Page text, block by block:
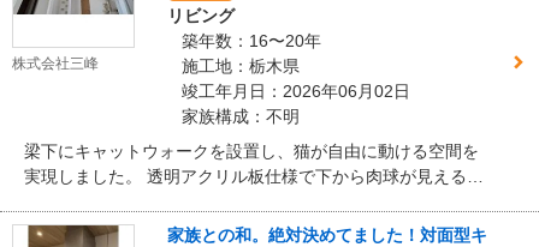
株式会社三峰
リビング
築年数：16〜20年
施工地：栃木県
竣工年月日：2026年06月02日
家族構成：不明
梁下にキャットウォークを設置し、猫が自由に動ける空間を
実現しました。 透明アクリル板仕様で下から肉球が見える遊
を感じられるナチュラルな仕上がりです。
家族との和。絶対決めてました！対面型キ